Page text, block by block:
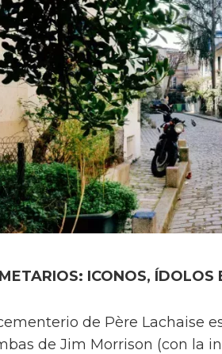
ICONOS, ÍDOLOS
de Père Lachaise
de Jim Morrison (con la